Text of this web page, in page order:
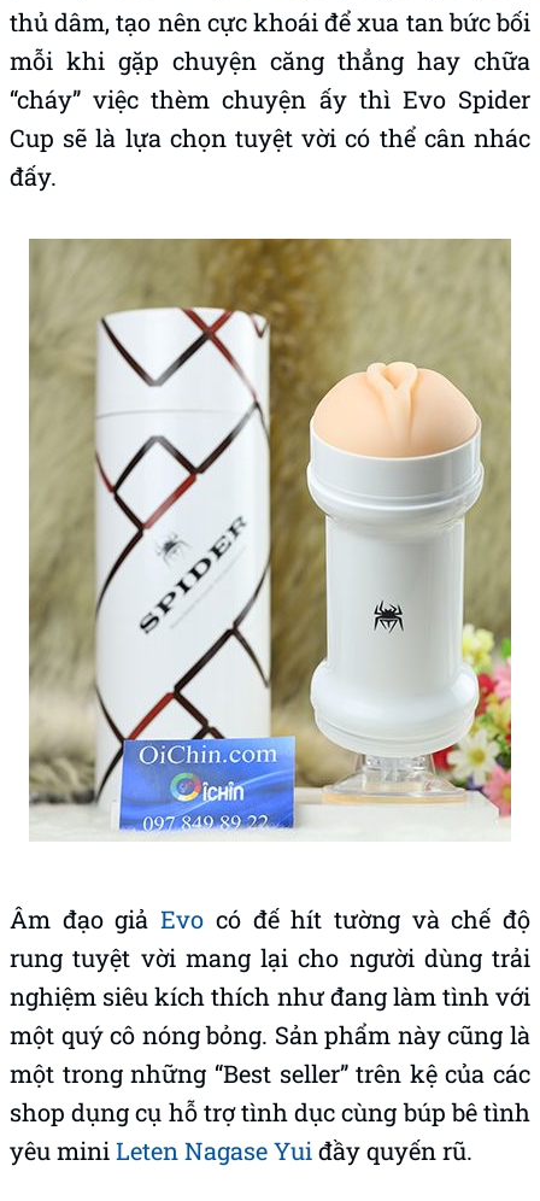
thủ dâm, tạo nên cực khoái để xua tan bức bối
mỗi khi gặp chuyện căng thẳng hay chữa
“cháy” việc thèm chuyện ấy thì Evo Spider
Cup sẽ là lựa chọn tuyệt vời có thể cân nhác
đấy.
Âm đạo giảEvo có đế hít tường và chế độ
rung tuyệt vời mang lại cho người dùng trải
nghiệm siêu kích thích như đang làm tình với
một quý cô nóng bỏng. Sản phẩm này cũng là
một trong những “Best seller” trên kệ của các
shop dụng cụ hỗ trợ tình dục cùng búp bê tình
yêu miniLeten Nagase Yuiđầy quyến rũ.